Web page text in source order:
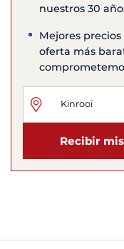
nuestros 30
Mejores
oferta más
Recibir